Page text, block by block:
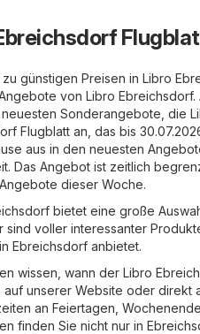
zu günstigen Preisen in Libro
von Libro Ebreichsdorf.
Sonderangebote, die
Flugblatt an, das bis
aus in den neuesten
Das Angebot ist zeitlich
dieser Woche.
bietet eine große
sind voller interessanter
Ebreichsdorf anbietet.
wissen, wann der Libro
auf unserer Website oder direkt
an Feiertagen,
finden Sie nicht nur in